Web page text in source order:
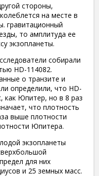
стороны,
на месте в
гравитационный
то амплитуда ее
экзопланеты.
собирали
HD-114082.
о транзите и
определили, что HD-
как Юпитер, но в 8 раз
что плотность
выше плотности
Юпитера.
экзопланеты
для них
и 25 земных масс.